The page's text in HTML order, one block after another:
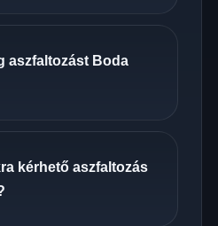
aszfaltozást Boda
kérhető aszfaltozás